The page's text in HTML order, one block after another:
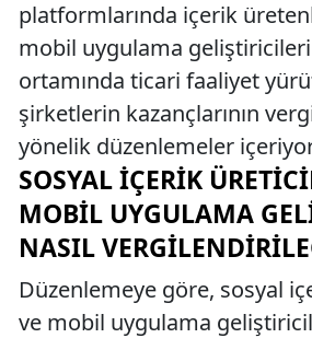
platformlarında içerik
mobil uygulama
ortamında ticari faaliyet
şirketlerin kazançlarının
yönelik düzenlemeler
SOSYAL İÇERIK
MOBIL UYGULAMA
NASIL
Düzenlemeye göre, sosyal
ve mobil uygulama